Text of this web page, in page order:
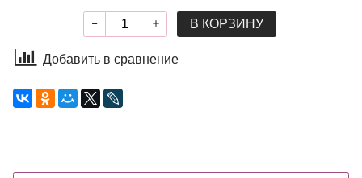
В КОРЗИНУ
Добавить в сравнение